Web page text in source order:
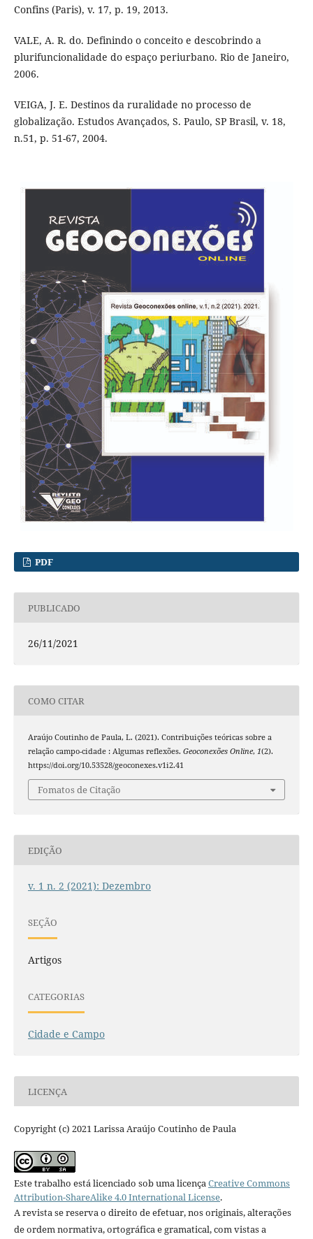
Confins (Paris), v. 17, p. 19, 2013.
VALE, A. R. do. Definindo o conceito e descobrindo a
plurifuncionalidade do espaço periurbano. Rio de Janeiro,
2006.
VEIGA, J. E. Destinos da ruralidade no processo de
globalização. Estudos Avançados, S. Paulo, SP Brasil, v. 18,
n.51, p. 51-67, 2004.
PDF
PUBLICADO
26/11/2021
COMO CITAR
Araújo Coutinho de Paula, L. (2021). Contribuições teóricas sobre a
relação campo-cidade : Algumas reflexões. Geoconexões Online, 1(2).
https://doi.org/10.53528/geoconexes.v1i2.41
Fomatos de Citação
EDIÇÃO
v. 1 n. 2 (2021): Dezembro
SEÇÃO
Artigos
CATEGORIAS
Cidade e Campo
LICENÇA
Copyright (c) 2021 Larissa Araújo Coutinho de Paula
Este trabalho está licenciado sob uma licençaCreative Commons
Attribution-ShareAlike 4.0 International License.
A revista se reserva o direito de efetuar, nos originais, alterações
de ordem normativa, ortográfica e gramatical, com vistas a